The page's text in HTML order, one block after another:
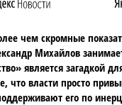
чем скромные
Михайлов
является загадкой
что власти просто
его по